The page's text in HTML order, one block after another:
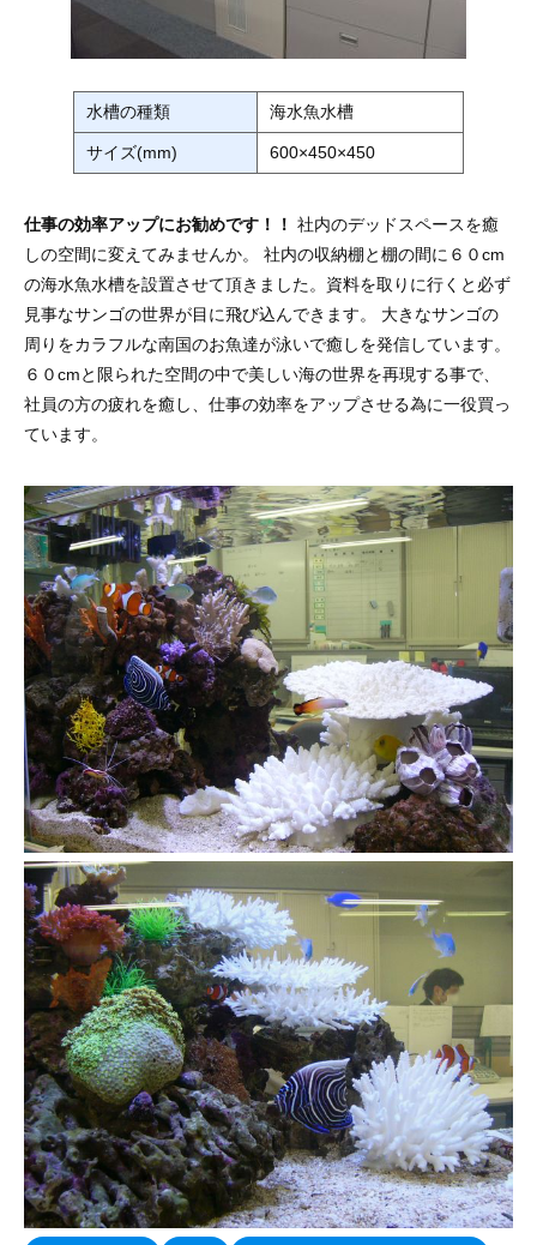
水槽の種類 海水魚水槽
サイズ(mm) 600×450×450
仕事の効率アップにお勧めです！！ 社内のデッドスペースを癒
しの空間に変えてみませんか。 社内の収納棚と棚の間に６０cm
の海水魚水槽を設置させて頂きました。資料を取りに行くと必ず
見事なサンゴの世界が目に飛び込んできます。 大きなサンゴの
周りをカラフルな南国のお魚達が泳いで癒しを発信しています。
６０cmと限られた空間の中で美しい海の世界を再現する事で、
社員の方の疲れを癒し、仕事の効率をアップさせる為に一役買っ
ています。